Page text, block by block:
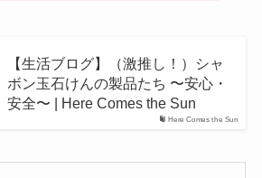
Here Comes the Sun
【生活ブログ】（激推し！）シャ
ボン玉石けんの製品たち 〜安心・
安全〜 | Here Comes the Sun